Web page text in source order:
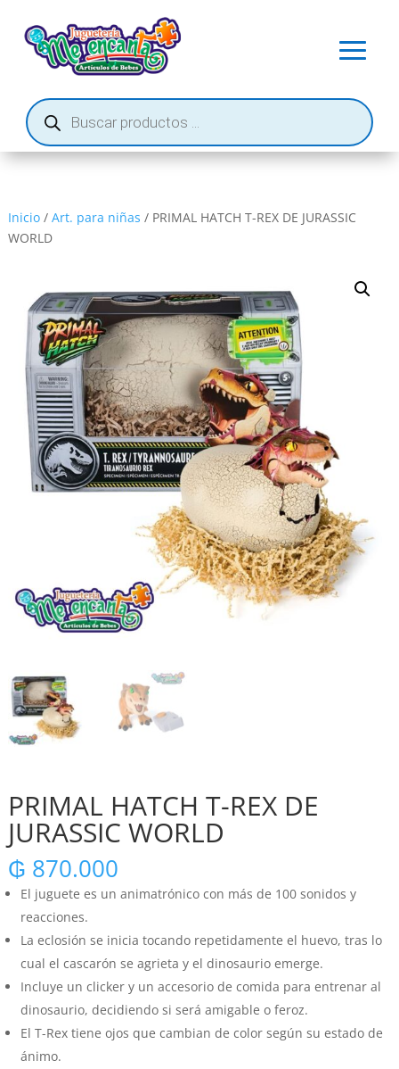
Búsqueda
de
productos
Inicio/ Art. para niñas / PRIMAL HATCH T-REX DE JURASSIC
WORLD
PRIMAL HATCH T-REX DE
JURASSIC WORLD
₲ 870.000
El juguete es un animatrónico con más de 100 sonidos y
reacciones.
La eclosión se inicia tocando repetidamente el huevo, tras lo
cual el cascarón se agrieta y el dinosaurio emerge.
Incluye un clicker y un accesorio de comida para entrenar al
dinosaurio, decidiendo si será amigable o feroz.
El T-Rex tiene ojos que cambian de color según su estado de
ánimo.